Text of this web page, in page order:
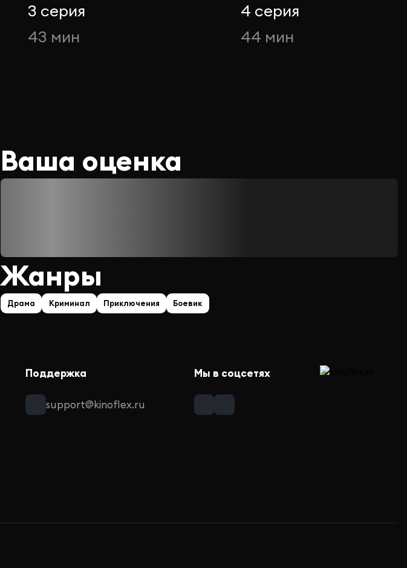
3 серия
43 мин
4 серия
44 мин
Ваша оценка
Жанры
Драма Криминал Приключения Боевик
Поддержка
support@kinoflex.ru
Мы в соцсетях